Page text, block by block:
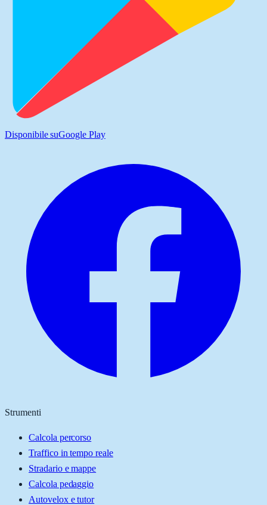
Disponibile suGoogle Play
Strumenti
Calcola percorso
Traffico in tempo reale
Stradario e mappe
Calcola pedaggio
Autovelox e tutor